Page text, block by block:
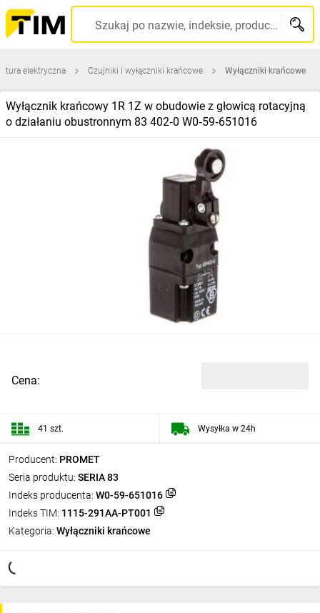
Szukaj po nazwie, indeksie, producencie, kodzie kreskowym...
elektryczna Czujniki i wyłączniki krańcowe Wyłączniki krańcowe
Wyłącznik krańcowy 1R 1Z w obudowie z głowicą rotacyjną
o działaniu obustronnym 83 402‑0 W0‑59‑651016
Producent: PROMET
Seria produktu: SERIA 83
Indeks producenta: W0-59-651016
Indeks TIM: 1115-291AA-PT001
Kategoria: Wyłączniki krańcowe
Cena:
41 szt. Wysyłka w 24h